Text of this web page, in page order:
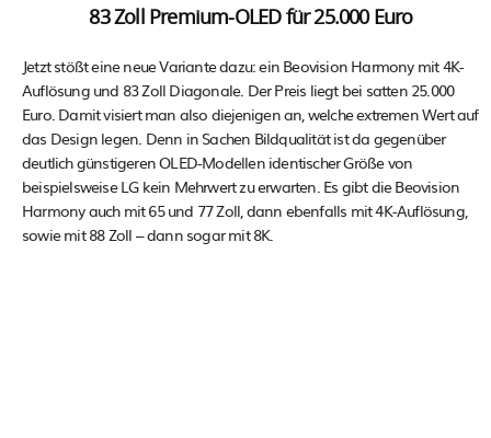
83 Zoll Premium-OLED für 25.000 Euro
Jetzt stößt eine neue Variante dazu: ein Beovision Harmony mit 4K-
Auflösung und 83 Zoll Diagonale. Der Preis liegt bei satten 25.000
Euro. Damit visiert man also diejenigen an, welche extremen Wert auf
das Design legen. Denn in Sachen Bildqualität ist da gegenüber
deutlich günstigeren OLED-Modellen identischer Größe von
beispielsweise LG kein Mehrwert zu erwarten. Es gibt die Beovision
Harmony auch mit 65 und 77 Zoll, dann ebenfalls mit 4K-Auflösung,
sowie mit 88 Zoll – dann sogar mit 8K.